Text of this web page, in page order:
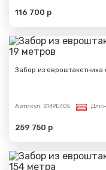
116 700 р
Забор из
Артикул: S149E405
259 750 р